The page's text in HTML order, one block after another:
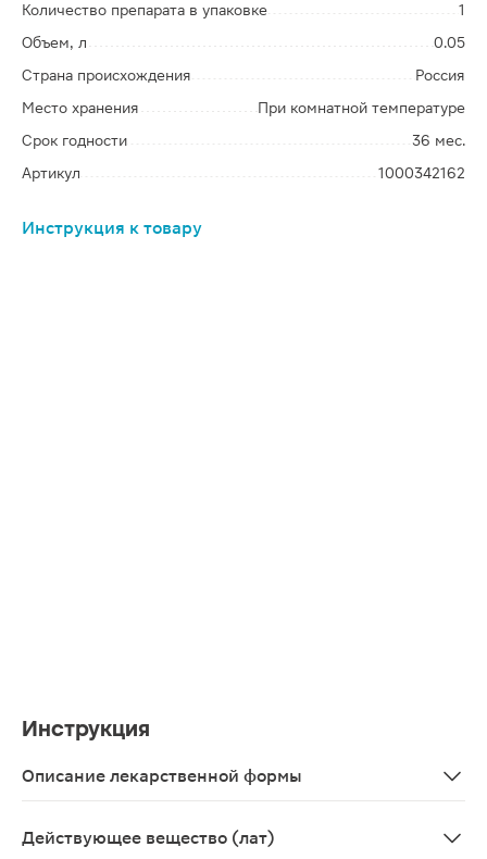
Количество препарата в упаковке
1
Объем, л
0.05
Страна происхождения
Россия
Место хранения
При комнатной температуре
Срок годности
36 мес.
Артикул
1000342162
Инструкция к товару
Инструкция
Описание лекарственной формы
Действующее вещество (лат)